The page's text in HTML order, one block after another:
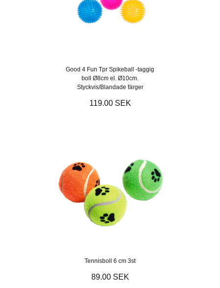
Good 4 Fun Tpr Spikeball -taggig
boll Ø8cm el. Ø10cm.
Styckvis/Blandade färger
119.00 SEK
Tennisboll 6 cm 3st
89.00 SEK